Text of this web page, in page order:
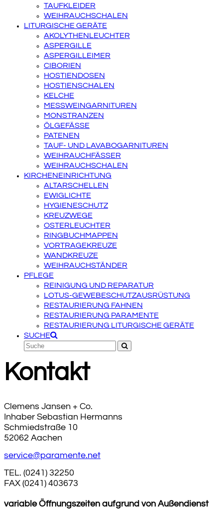
TAUFKLEIDER
WEIHRAUCHSCHALEN
LITURGISCHE GERÄTE
AKOLYTHENLEUCHTER
ASPERGILLE
ASPERGILLEIMER
CIBORIEN
HOSTIENDOSEN
HOSTIENSCHALEN
KELCHE
MESSWEINGARNITUREN
MONSTRANZEN
ÖLGEFÄSSE
PATENEN
TAUF- UND LAVABOGARNITUREN
WEIHRAUCHFÄSSER
WEIHRAUCHSCHALEN
KIRCHENEINRICHTUNG
ALTARSCHELLEN
EWIGLICHTE
HYGIENESCHUTZ
KREUZWEGE
OSTERLEUCHTER
RINGBUCHMAPPEN
VORTRAGEKREUZE
WANDKREUZE
WEIHRAUCHSTÄNDER
PFLEGE
REINIGUNG UND REPARATUR
LOTUS-GEWEBESCHUTZAUSRÜSTUNG
RESTAURIERUNG FAHNEN
RESTAURIERUNG PARAMENTE
RESTAURIERUNG LITURGISCHE GERÄTE
SUCHE
Suche
Kontakt
Clemens Jansen + Co.
Inhaber Sebastian Hermanns
Schmiedstraße 10
52062 Aachen
service@paramente.net
TEL. (0241) 32250
FAX (0241) 403673
variable Öffnungszeiten aufgrund von Außendienst